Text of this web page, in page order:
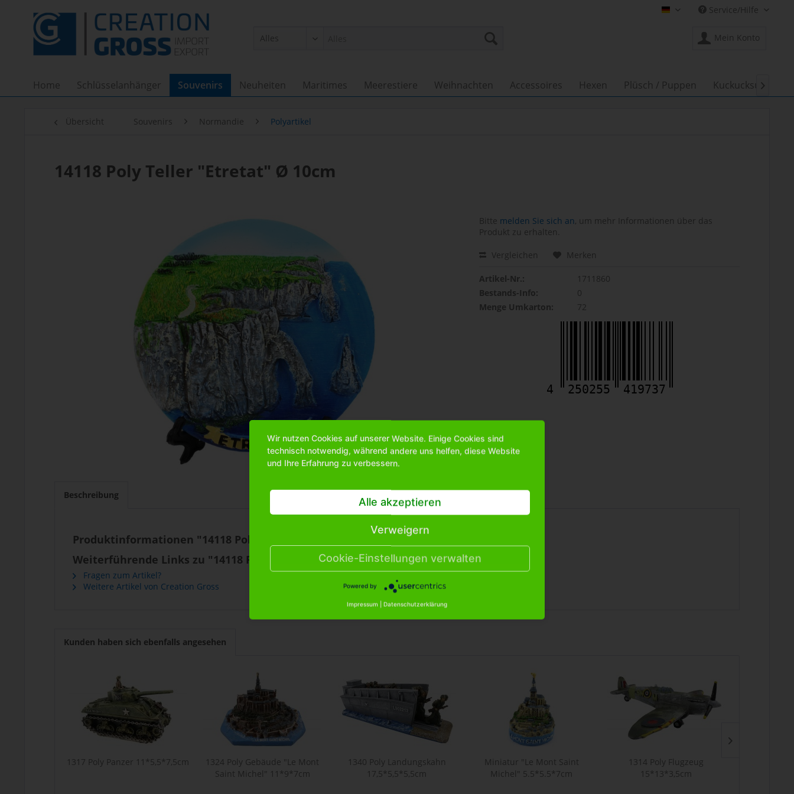
Shop Creation Gross DE
Service/Hilfe
Mein Konto
Home Schlüsselanhänger Souvenirs Neuheiten Maritimes Meerestiere Weihnachten Accessoires Hexen Plüsch / Puppen Kuckucksuhren

Übersicht Souvenirs Normandie Polyartikel
14118 Poly Teller "Etretat" Ø 10cm
Bitte melden Sie sich an, um mehr Informationen über das
Produkt zu erhalten.
Vergleichen Merken
Artikel-Nr.:
1711860
Bestands-Info:
0
Menge Umkarton:
72
4 250255 419737
Beschreibung
Produktinformationen "14118 Poly Teller "Etretat" Ø 10cm"
Weiterführende Links zu "14118 Poly Teller "Etretat" Ø 10cm"
Fragen zum Artikel?
Weitere Artikel von Creation Gross
Kunden haben sich ebenfalls angesehen
1317 Poly Panzer 11*5,5*7,5cm
1324 Poly Gebäude "Le Mont
Saint Michel" 11*9*7cm
1340 Poly Landungskahn
17,5*5,5*5,5cm
Miniatur "Le Mont Saint
Michel" 5.5*5.5*7cm
1314 Poly Flugzeug
15*13*3,5cm
Wir nutzen Cookies auf unserer Website. Einige Cookies sind
technisch notwendig, während andere uns helfen, diese Website
und Ihre Erfahrung zu verbessern.
Alle akzeptieren
Verweigern
Cookie-Einstellungen verwalten
Powered by
Impressum Datenschutzerklärung